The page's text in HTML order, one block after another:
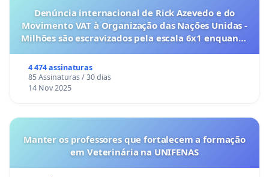
Denúncia internacional de Rick Azevedo e do
Movimento VAT à Organização das Nações Unidas -
Milhões são escravizados pela escala 6x1 enquanto
4 474 assinaturas
85 Assinaturas / 30 dias
14 Nov 2025
Manter os professores que fortalecem a formação
em Veterinária na UNIFENAS